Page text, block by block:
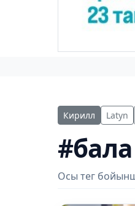
Кирилл Latyn
#бала
Осы тег